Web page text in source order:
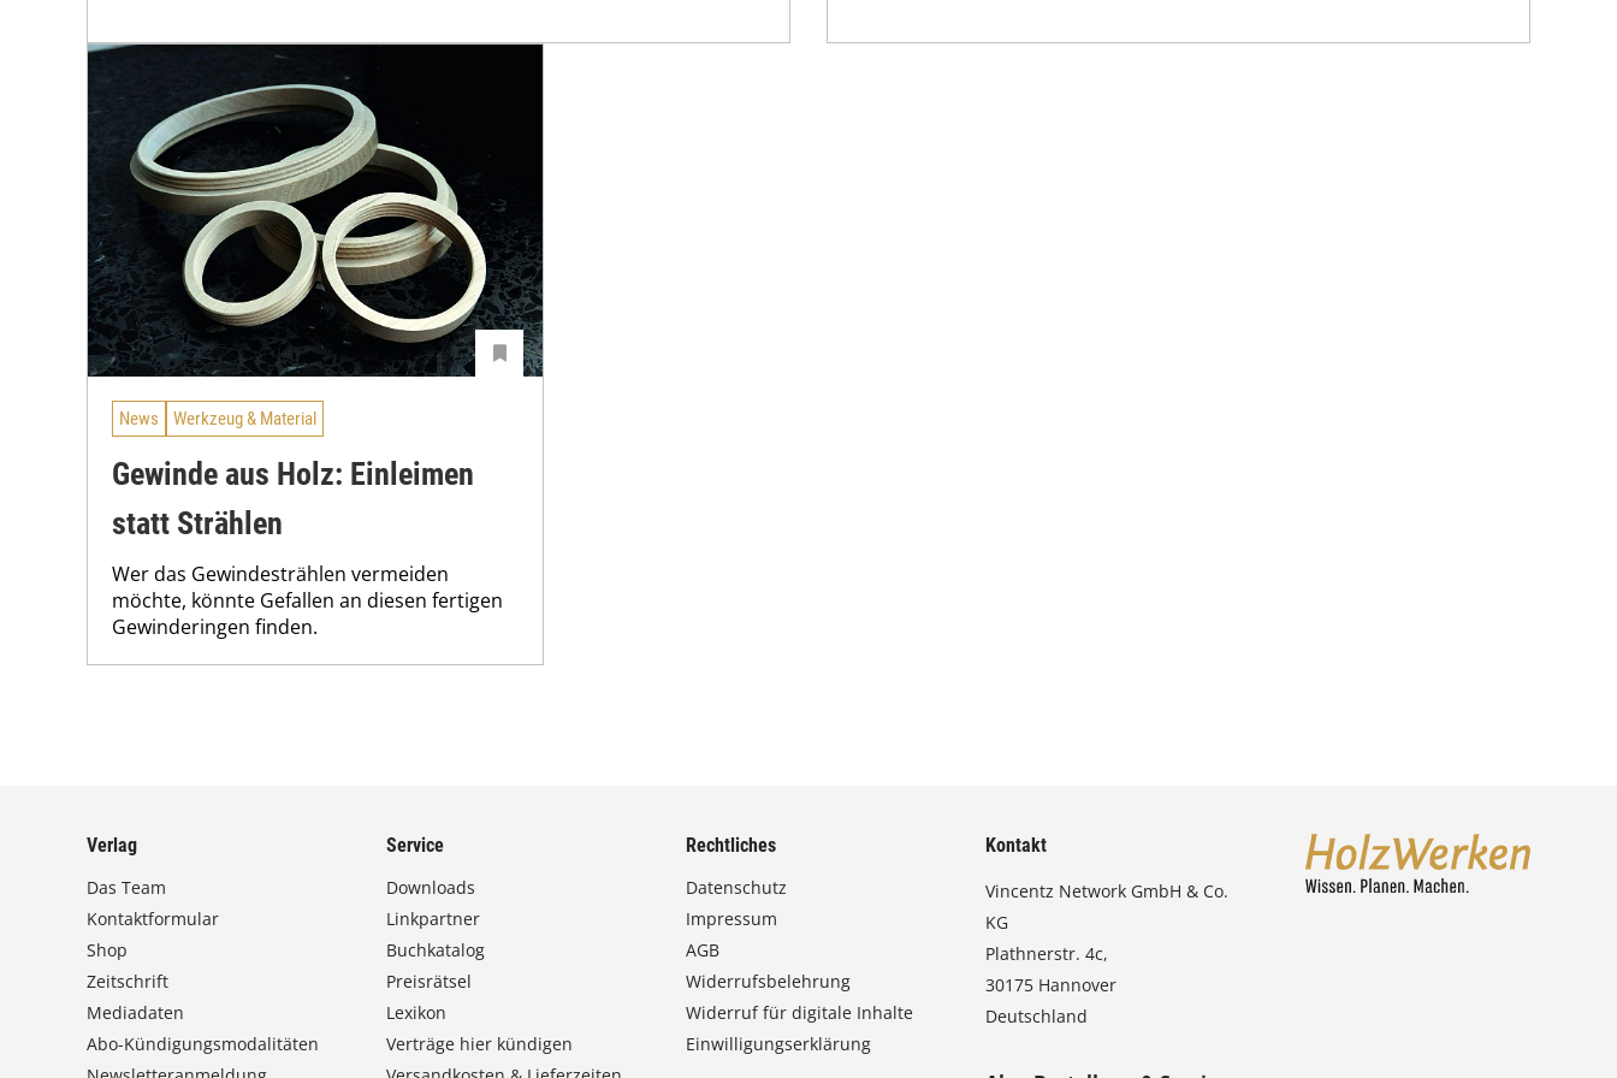
News Werkzeug & Material
Gewinde aus Holz: Einleimen
statt Strählen
Wer das Gewindestrählen vermeiden
möchte, könnte Gefallen an diesen fertigen
Gewinderingen finden.
Verlag
Das Team
Kontaktformular
Shop
Zeitschrift
Mediadaten
Abo-Kündigungsmodalitäten
Service
Downloads
Linkpartner
Buchkatalog
Preisrätsel
Lexikon
Verträge hier kündigen
Rechtliches
Datenschutz
Impressum
AGB
Widerrufsbelehrung
Widerruf für digitale Inhalte
Einwilligungserklärung
Kontakt
Vincentz Network GmbH & Co.
KG
Plathnerstr. 4c,
30175 Hannover
Deutschland